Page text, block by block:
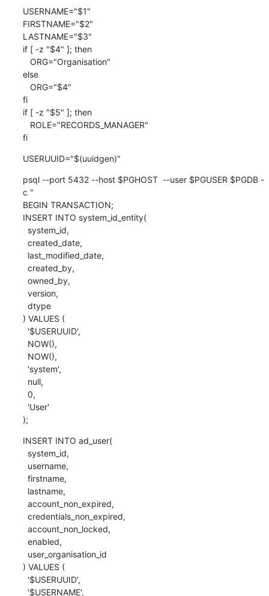
USERNAME="$1"
FIRSTNAME="$2"
LASTNAME="$3"
if [ -z "$4" ]; then
else
fi
if [ -z "$5" ]; then
fi
USERUUID="$(uuidgen)"
psql --port 5432 --host $PGHOST  --user $PGUSER $PGDB -
c "
BEGIN TRANSACTION;
INSERT INTO system_id_entity(
) VALUES (
);
INSERT INTO ad_user(
) VALUES (